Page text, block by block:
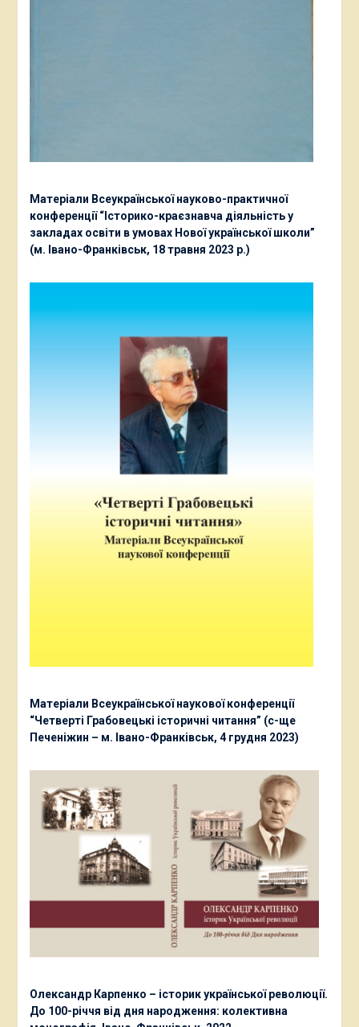
Матеріали Всеукраїнської науково-практичної
конференції “Історико-краєзнавча діяльність у
закладах освіти в умовах Нової української школи”
(м. Івано-Франківськ, 18 травня 2023 р.)
Матеріали Всеукраїнської наукової конференції
“Четверті Грабовецькі історичні читання” (с-ще
Печеніжин – м. Івано-Франківськ, 4 грудня 2023)
Олександр Карпенко – історик української революції.
До 100-річчя від дня народження: колективна